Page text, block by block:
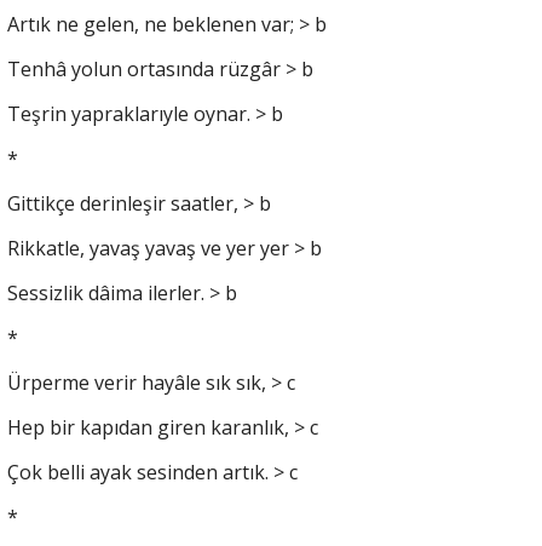
Artık ne gelen, ne beklenen var; > b
Tenhâ yolun ortasında rüzgâr > b
Teşrin yapraklarıyle oynar. > b
*
Gittikçe derinleşir saatler, > b
Rikkatle, yavaş yavaş ve yer yer > b
Sessizlik dâima ilerler. > b
*
Ürperme verir hayâle sık sık, > c
Hep bir kapıdan giren karanlık, > c
Çok belli ayak sesinden artık. > c
*